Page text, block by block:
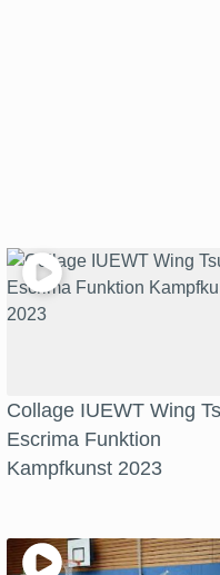
Collage IUEWT Wing
Escrima Funktion
Kampfkunst 2023